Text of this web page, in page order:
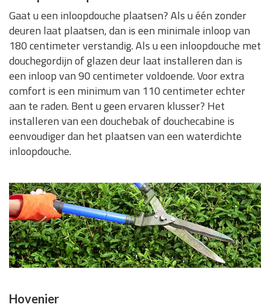
Gaat u een inloopdouche plaatsen? Als u één zonder
deuren laat plaatsen, dan is een minimale inloop van
180 centimeter verstandig. Als u een inloopdouche met
douchegordijn of glazen deur laat installeren dan is
een inloop van 90 centimeter voldoende. Voor extra
comfort is een minimum van 110 centimeter echter
aan te raden. Bent u geen ervaren klusser? Het
installeren van een douchebak of douchecabine is
eenvoudiger dan het plaatsen van een waterdichte
inloopdouche.
Hovenier